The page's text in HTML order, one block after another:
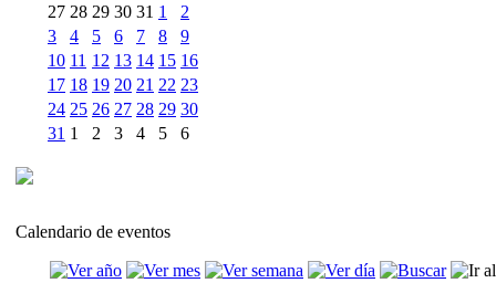
27 28 29 30 31 1
2
3
4 5 6 7 8
9
10 11 12 13 14 15 16
17 18 19 20 21 22 23
24 25 26 27 28 29 30
31 1 2 3 4 5 6
Calendario de eventos